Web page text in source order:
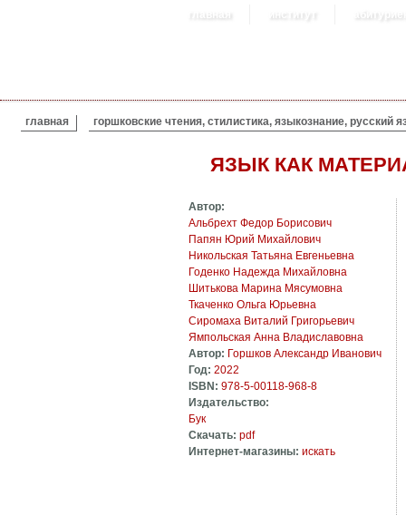
главная институт
ВЫ ЗДЕСЬ
главная горшковские чтения, стилистика, языкознание, русский
ЯЗЫК КАК
Автор:
Альбрехт Федор Борисович
Папян Юрий Михайлович
Никольская Татьяна Евгеньевна
Годенко Надежда Михайловна
Шитькова Марина Мясумовна
Ткаченко Ольга Юрьевна
Сиромаха Виталий Григорьевич
Ямпольская Анна Владиславовна
Автор: Горшков Александр Иванович
Год: 2022
ISBN: 978-5-00118-968-8
Издательство:
Бук
Скачать: pdf
Интернет-магазины: искать